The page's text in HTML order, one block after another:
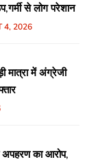
से लोग परेशान
4, 2026
मात्रा में अंग्रेजी
अपहरण का आरोप,